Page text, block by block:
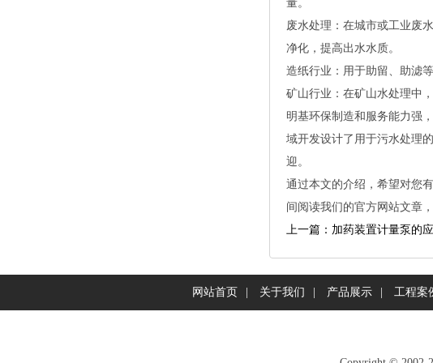
量。
废水处理：在城市或工业废
净化，提高出水水质。
造纸行业：用于助留、助滤
矿山行业：在矿山水处理中
明基环保制造和服务能力强
域开发设计了用于污水处理
迎。
通过本文的介绍，希望对您
间阅读我们的官方网站文章
上一篇：加药装置计量泵的
网站首页 关于我们 产品展示 工程案